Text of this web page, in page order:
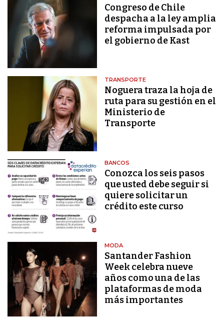
Congreso de Chile
despacha a la ley amplia
reforma impulsada por
el gobierno de Kast
TRANSPORTE
Noguera traza la hoja de
ruta para su gestión en el
Ministerio de
Transporte
BANCOS
Conozca los seis pasos
que usted debe seguir si
quiere solicitar un
crédito este curso
MODA
Santander Fashion
Week celebra nueve
años como una de las
plataformas de moda
más importantes